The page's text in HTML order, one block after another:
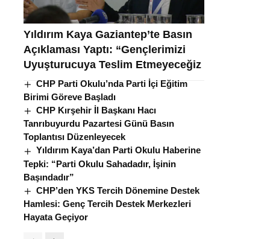
Yıldırım Kaya Gaziantep’te Basın
Açıklaması Yaptı: “Gençlerimizi
Uyuşturucuya Teslim Etmeyeceğiz
CHP Parti Okulu’nda Parti İçi Eğitim
Birimi Göreve Başladı
CHP Kırşehir İl Başkanı Hacı
Tanrıbuyurdu Pazartesi Günü Basın
Toplantısı Düzenleyecek
Yıldırım Kaya’dan Parti Okulu Haberine
Tepki: “Parti Okulu Sahadadır, İşinin
Başındadır”
CHP’den YKS Tercih Dönemine Destek
Hamlesi: Genç Tercih Destek Merkezleri
Hayata Geçiyor